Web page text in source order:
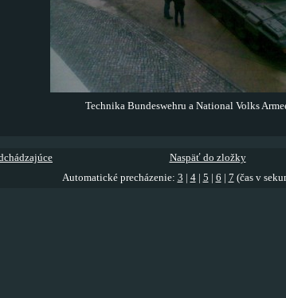
Technika Bundeswehru a National Volks
Naspäť do zložky
Automatické precházenie: 3 4| 5 6 7 (čas v